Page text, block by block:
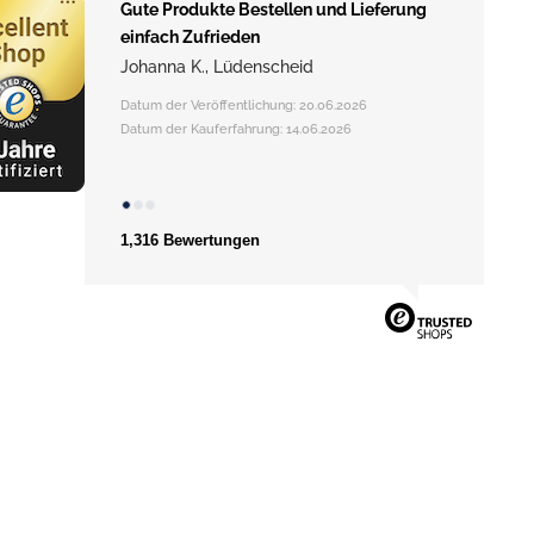
Gute Produkte Bestellen und Lieferung
einfach Zufrieden
Johanna K., Lüdenscheid
Datum der Veröffentlichung: 20.06.2026
Datum der Kauferfahrung: 14.06.2026
1,316 Bewertungen